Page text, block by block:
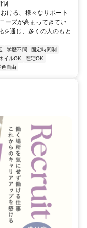
制
ける、様々なサポート
ーズが高まってきてい
を通じ、多くの人のもと
学歴不問
固定時間制
イルOK
在宅OK
自由